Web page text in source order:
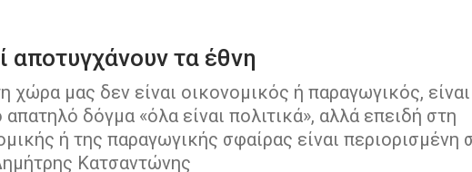
αποτυγχάνουν τα έθνη
χώρα μας δεν είναι οικονομικός ή παραγωγικός, είναι
δόγμα «όλα είναι πολιτικά», αλλά επειδή στη
ή της παραγωγικής σφαίρας είναι περιορισμένη
Κατσαντώνης